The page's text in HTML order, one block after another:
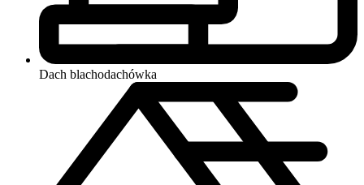
Dach blachodachówka